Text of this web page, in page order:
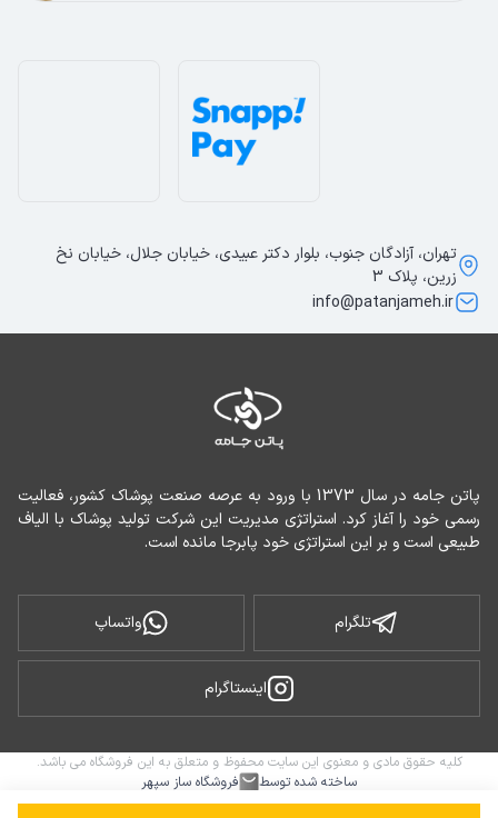
طبیعی است و بر این استراتژی خود پابرجا مانده است.
تلگرام واتساپ
اینستاگرام
تهران، آزادگان جنوب، بلوار دکتر عبیدی، خیابان جلال، خیابان نخ
زرین، پلاک 3
info@patanjameh.ir
کلیه حقوق مادی و معنوی این سایت محفوظ و متعلق به این فروشگاه می باشد.
ساخته شده توسط
فروشگاه ساز سپهر